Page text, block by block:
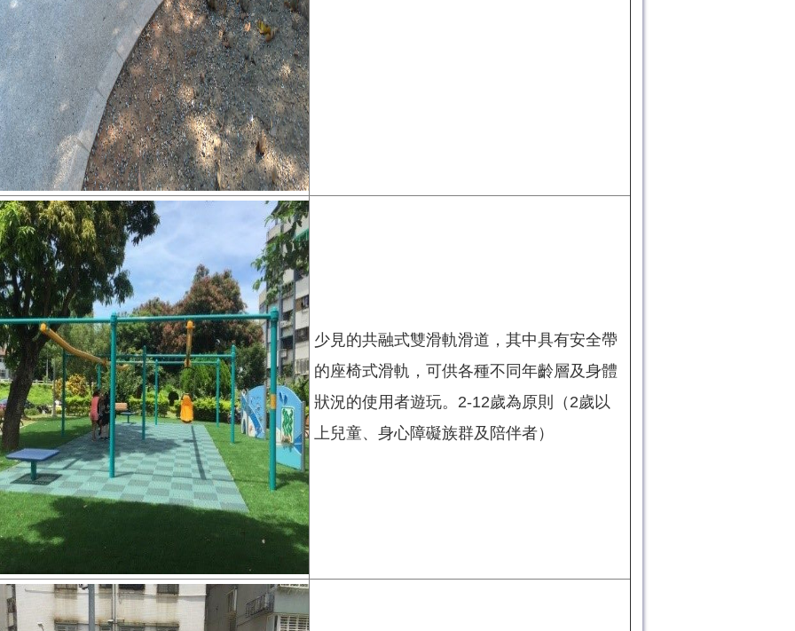
少見的共融式雙滑軌滑道，其中具有安全帶
的座椅式滑軌，可供各種不同年齡層及身體
狀況的使用者遊玩。2-12歲為原則（2歲以
上兒童、身心障礙族群及陪伴者）